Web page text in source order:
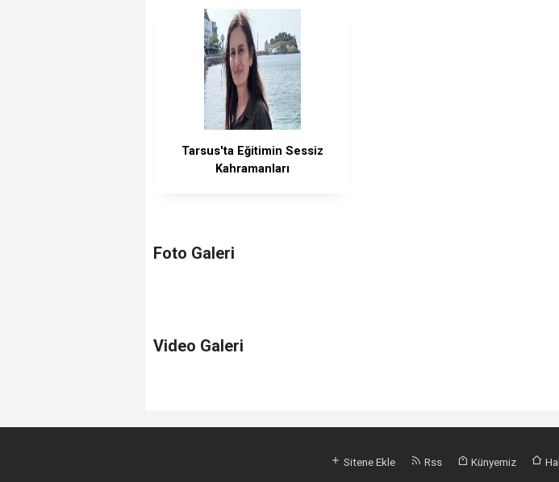
Tarsus'ta Eğitimin Sessiz
Kahramanları
Foto Galeri
Video Galeri
Sitene Ekle Rss Künyemiz